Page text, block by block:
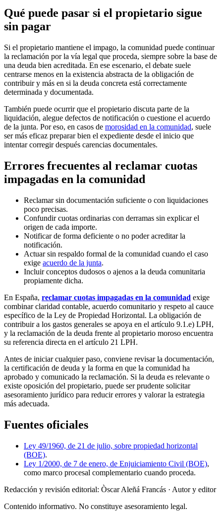
Qué puede pasar si el propietario sigue
sin pagar
Si el propietario mantiene el impago, la comunidad puede continuar
la reclamación por la vía legal que proceda, siempre sobre la base de
una deuda bien acreditada. En ese escenario, el debate suele
centrarse menos en la existencia abstracta de la obligación de
contribuir y más en si la deuda concreta está correctamente
determinada y documentada.
También puede ocurrir que el propietario discuta parte de la
liquidación, alegue defectos de notificación o cuestione el acuerdo
de la junta. Por eso, en casos de morosidad en la comunidad, suele
ser más eficaz preparar bien el expediente desde el inicio que
intentar corregir después carencias documentales.
Errores frecuentes al reclamar cuotas
impagadas en la comunidad
Reclamar sin documentación suficiente o con liquidaciones
poco precisas.
Confundir cuotas ordinarias con derramas sin explicar el
origen de cada importe.
Notificar de forma deficiente o no poder acreditar la
notificación.
Actuar sin respaldo formal de la comunidad cuando el caso
exige acuerdo de la junta.
Incluir conceptos dudosos o ajenos a la deuda comunitaria
propiamente dicha.
En España, reclamar cuotas impagadas en la comunidad exige
combinar claridad contable, acuerdo comunitario y respeto al cauce
específico de la Ley de Propiedad Horizontal. La obligación de
contribuir a los gastos generales se apoya en el artículo 9.1.e) LPH,
y la reclamación de la deuda frente al propietario moroso encuentra
su referencia directa en el artículo 21 LPH.
Antes de iniciar cualquier paso, conviene revisar la documentación,
la certificación de deuda y la forma en que la comunidad ha
aprobado y comunicado la reclamación. Si la deuda es relevante o
existe oposición del propietario, puede ser prudente solicitar
asesoramiento jurídico para reducir errores y valorar la estrategia
más adecuada.
Fuentes oficiales
Ley 49/1960, de 21 de julio, sobre propiedad horizontal
(BOE).
Ley 1/2000, de 7 de enero, de Enjuiciamiento Civil (BOE),
como marco procesal complementario cuando proceda.
Redacción y revisión editorial: Òscar Aleñá Francás · Autor y editor
Contenido informativo. No constituye asesoramiento legal.